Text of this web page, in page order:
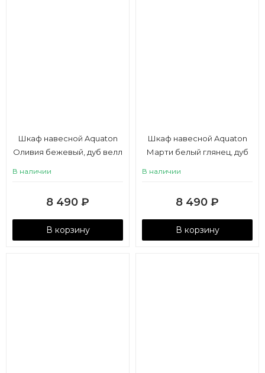
Шкаф навесной Aquaton
Оливия бежевый, дуб велл
В наличии
8 490 ₽
В корзину
Шкаф навесной Aquaton
Марти белый глянец, дуб
В наличии
8 490 ₽
В корзину